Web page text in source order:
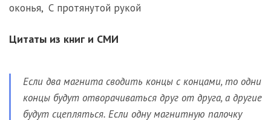
оконья, С протянутой рукой
Цитаты из книг и СМИ
Если два магнита сводить концы с концами, то одни
концы будут отворачиваться друг от друга, а другие
будут сцепляться. Если одну магнитную палочку